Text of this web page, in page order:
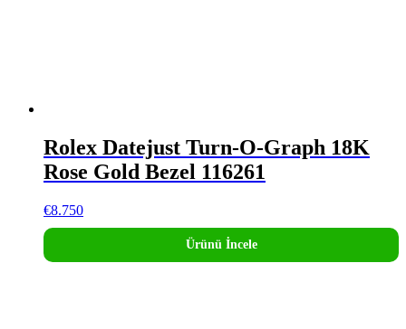
Rolex Datejust Turn-O-Graph 18K
Rose Gold Bezel 116261
€8.750
Ürünü İncele